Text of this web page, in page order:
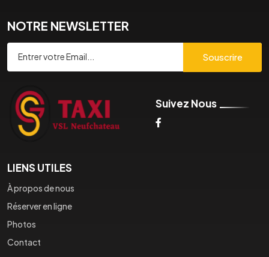
NOTRE NEWSLETTER
Souscrire
Suivez Nous
LIENS UTILES
À propos de nous
Réserver en ligne
Photos
Contact